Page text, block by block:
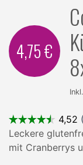
4,75 €
Leckere
mit Cranberrys